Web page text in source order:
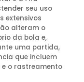
seu uso
extensivos
alteram o
da bola e,
uma partida,
que incluem
e o rastreamento